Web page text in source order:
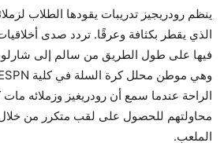
ينظم رودريجيز تدريبات يقودها الطلاب
الذي يقطر بكثافة وعرقًا. تردد صدى
فيها على طول الطريق من سالم إلى شارلوت،
الراحة عندما سمع أن رودريغيز وزملائه مات
محاولتهم للحصول على لقب متكرر من
الملعب.